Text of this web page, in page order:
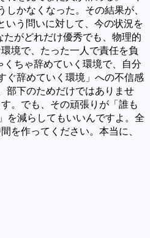
かなくなった。その結果が、
いう問いに対して、今の状況を
がどれだけ優秀でも、物理的
境で、たった一人で責任を負
ちゃ辞めていく環境で、自分
ぐ辞めていく環境」への不信感
部下のためだけではありませ
。でも、その頑張りが「誰も
を減らしてもいいんですよ。全
を作ってください。本当に、